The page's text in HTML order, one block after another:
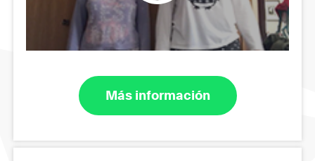
Más información